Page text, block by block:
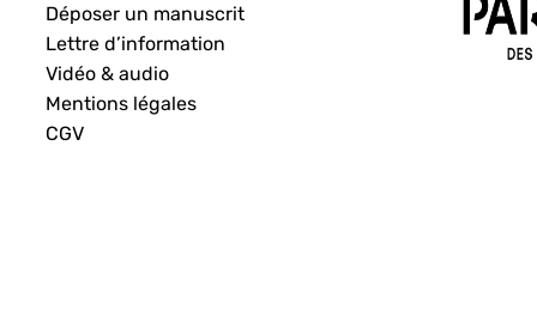
Déposer un manuscrit
Lettre d’information
Vidéo & audio
Mentions légales
CGV